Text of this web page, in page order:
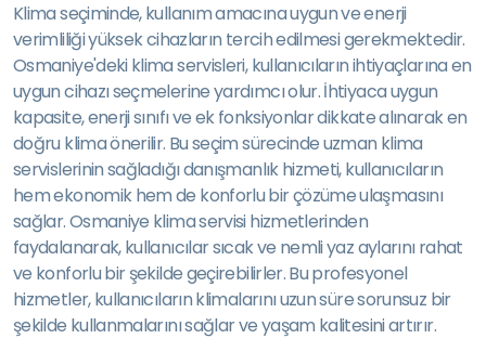
Klima seçiminde, kullanım amacına uygun ve enerji
verimliliği yüksek cihazların tercih edilmesi gerekmektedir.
Osmaniye'deki klima servisleri, kullanıcıların ihtiyaçlarına en
uygun cihazı seçmelerine yardımcı olur. İhtiyaca uygun
kapasite, enerji sınıfı ve ek fonksiyonlar dikkate alınarak en
doğru klima önerilir. Bu seçim sürecinde uzman klima
servislerinin sağladığı danışmanlık hizmeti, kullanıcıların
hem ekonomik hem de konforlu bir çözüme ulaşmasını
sağlar. Osmaniye klima servisi hizmetlerinden
faydalanarak, kullanıcılar sıcak ve nemli yaz aylarını rahat
ve konforlu bir şekilde geçirebilirler. Bu profesyonel
hizmetler, kullanıcıların klimalarını uzun süre sorunsuz bir
şekilde kullanmalarını sağlar ve yaşam kalitesini artırır.